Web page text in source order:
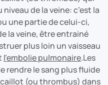
de la veine: c’est la
une partie de celui-ci,
la veine, être entrainé
plus loin un vaisseau
l’embolie pulmonaire.Les
rendre le sang plus fluide
(ou thrombus) dans